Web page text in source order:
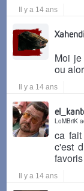
Il y a 14 ans
Moi
ou
Il y a 14 ans
LoMBriK
ca
c'est
Il y a 14 ans